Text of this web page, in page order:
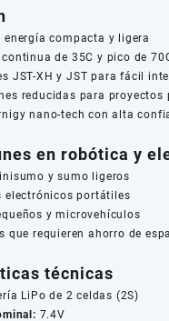
energía compacta y ligera
continua de 35C y pico de
JST-XH y JST para fácil
reducidas para proyectos
nano-tech con alta
en robótica y
y sumo ligeros
electrónicos portátiles
y microvehículos
que requieren ahorro de
técnicas
LiPo de 2 celdas (2S)
7.4V